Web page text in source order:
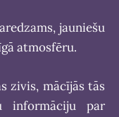
jauniešu
atmosfēru.
zivis, mācījās tās
informāciju par